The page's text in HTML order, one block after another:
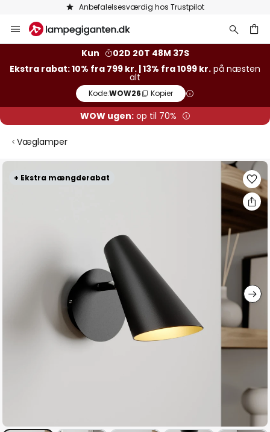
Anbefalelsesværdig hos Trustpilot
to
Kun
02D 20T 48M 37S
Ekstra rabat: 10% fra 799 kr. | 13% fra 1099 kr. på næsten
alt
Kode:WOW26 Kopier
WOW ugen:op til 70%
Væglamper
+ Ekstra mængderabat
Gå